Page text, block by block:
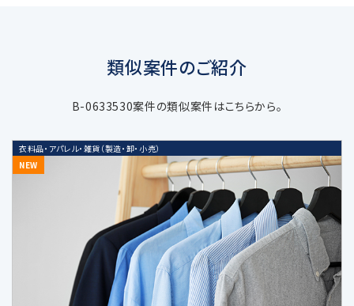
ー業務などの当社サービスに関する業務
遂行のため
上記業務に関連する当社及び当社業務
提携会社のサービスのご案内、社内にお
ける調査・研究資料作成のため
当社の採用選考活動のため
類似案件のご紹介
B-0633530案件の類似案件はこちらから。
衣料品・アパレル・雑貨（製造・卸・小売）
NEW